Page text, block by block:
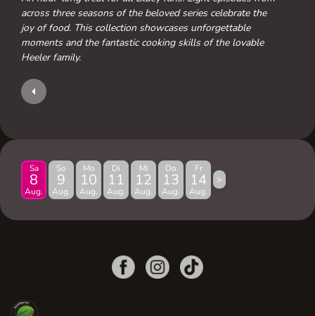
across three seasons of the beloved series celebrate the
joy of food. This collection showcases unforgettable
moments and the fantastic cooking skills of the lovable
Heeler family.
Sa
8
Aug.
So
9
Aug.
Mo
10
Aug.
Di
11
Aug.
Mi
12
Aug.
Do
13
Aug.
Fr
14
Aug.
>